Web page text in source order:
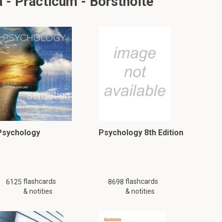
6125 flashcards
& notities
Psychology 8th Edition
8698 flashcards
& notities